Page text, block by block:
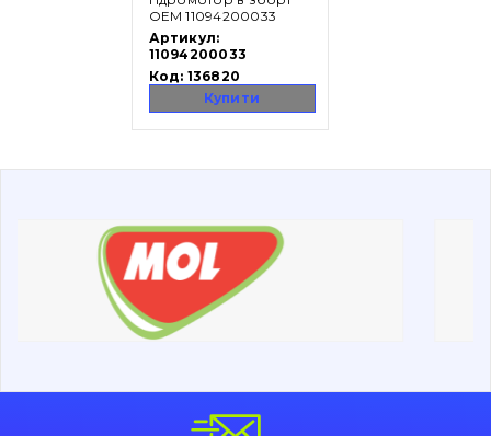
Фільтри та мастильні матеріали
Ножі, ріжучі кромки
Захист (ковша, адаптера)
написати
листа
OEM 11094200033
Артикул:
11094200033
Код: 136820
Купити